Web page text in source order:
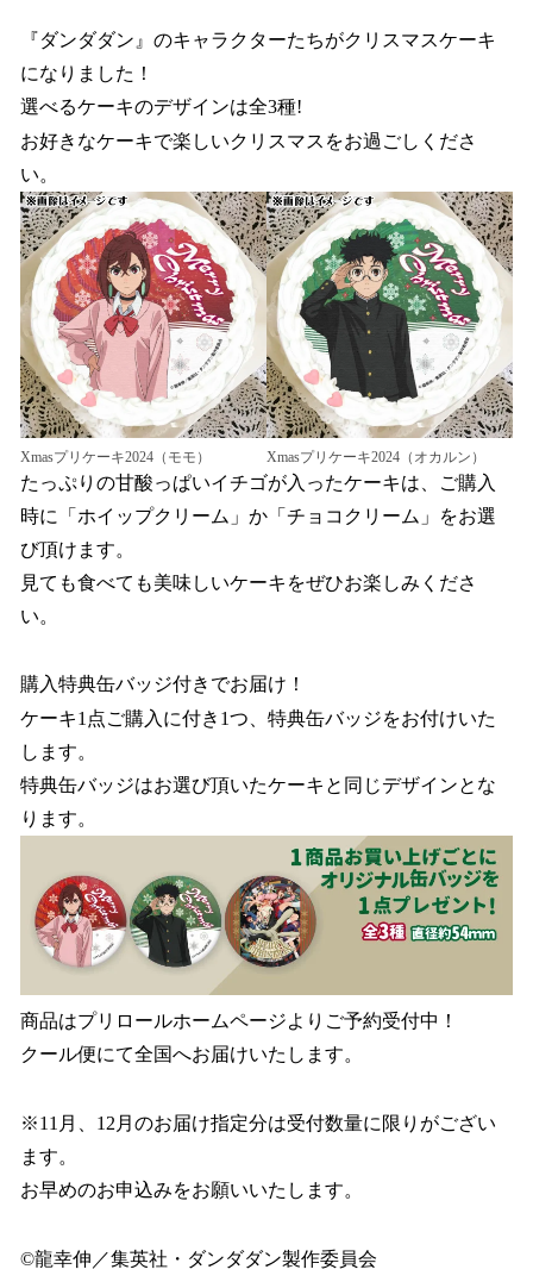
『ダンダダン』のキャラクターたちがクリスマスケーキ
になりました！
選べるケーキのデザインは全3種!
お好きなケーキで楽しいクリスマスをお過ごしくださ
い。
Xmasプリケーキ2024（モモ） Xmasプリケーキ2024（オカルン）
たっぷりの甘酸っぱいイチゴが入ったケーキは、ご購入
時に「ホイップクリーム」か「チョコクリーム」をお選
び頂けます。
見ても食べても美味しいケーキをぜひお楽しみくださ
い。
購入特典缶バッジ付きでお届け！
ケーキ1点ご購入に付き1つ、特典缶バッジをお付けいた
します。
特典缶バッジはお選び頂いたケーキと同じデザインとな
ります。
商品はプリロールホームページよりご予約受付中！
クール便にて全国へお届けいたします。
※11月、12月のお届け指定分は受付数量に限りがござい
ます。
お早めのお申込みをお願いいたします。
©龍幸伸／集英社・ダンダダン製作委員会